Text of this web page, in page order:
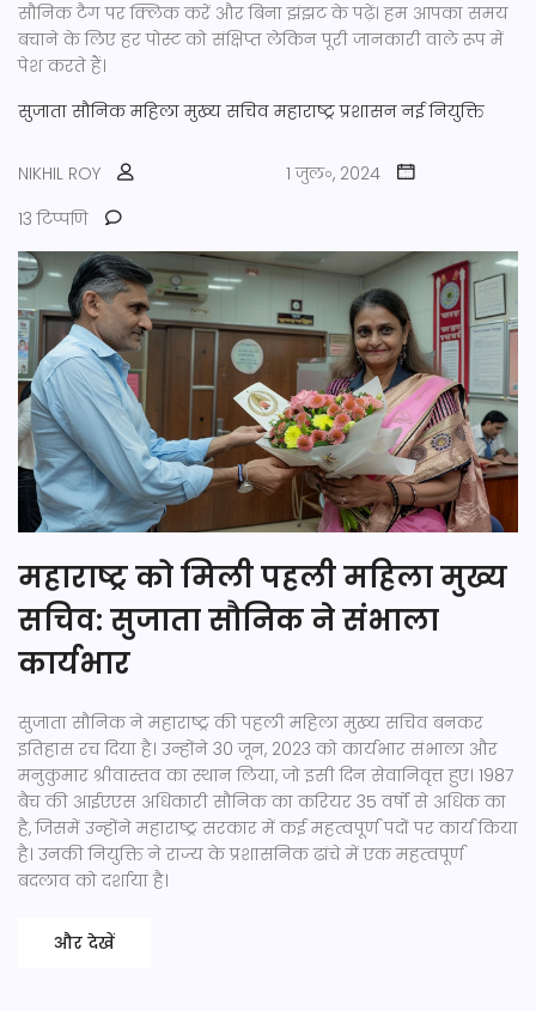
सौनिक टैग पर क्लिक करें और बिना झंझट के पढ़ें। हम आपका समय
बचाने के लिए हर पोस्ट को संक्षिप्त लेकिन पूरी जानकारी वाले रूप में
पेश करते हैं।
सुजाता सौनिक महिला मुख्य सचिव महाराष्ट्र प्रशासन नई नियुक्ति
NIKHIL ROY
1 जुल॰, 2024
13 टिप्पणि
महाराष्ट्र को मिली पहली महिला मुख्य
सचिव: सुजाता सौनिक ने संभाला
कार्यभार
सुजाता सौनिक ने महाराष्ट्र की पहली महिला मुख्य सचिव बनकर
इतिहास रच दिया है। उन्होंने 30 जून, 2023 को कार्यभार संभाला और
मनुकुमार श्रीवास्तव का स्थान लिया, जो इसी दिन सेवानिवृत्त हुए। 1987
बैच की आईएएस अधिकारी सौनिक का करियर 35 वर्षों से अधिक का
है, जिसमें उन्होंने महाराष्ट्र सरकार में कई महत्वपूर्ण पदों पर कार्य किया
है। उनकी नियुक्ति ने राज्य के प्रशासनिक ढांचे में एक महत्वपूर्ण
बदलाव को दर्शाया है।
और देखें